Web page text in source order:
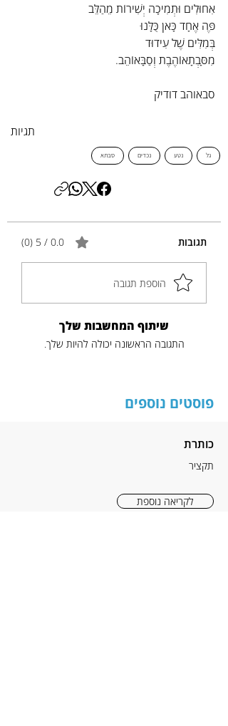
אִחוּלִים וּתְמִיכָה יְשִׁירוֹת מֵהַלֵּב
פֶּה אֶחָד כָּאן כֻּלָּנוּ
בְּמִלִּים שֶׁל עִידוּד
מִסָּבְתָאוֹהֶבֶת וְסַבָּאוֹהֵב.
סבאוהב דודיק
תגיות
גל נטע נכדים סבתא
תגובות 0.0 / 5 ‏(0)
הוספת תגובה
שיתוף המחשבות שלך
התגובה הראשונה יכולה להיות שלך.
פוסטים נוספים
כותרת
תקציר
לקריאה נוספת